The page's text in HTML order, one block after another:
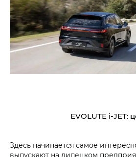
EVOLUTE i‑JET:
Здесь начинается самое
выпускают на липецком